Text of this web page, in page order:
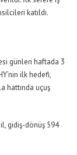
katıldı.
günleri haftada 3
ilk hedefi,
hattında uçuş
gidiş-dönüş 594